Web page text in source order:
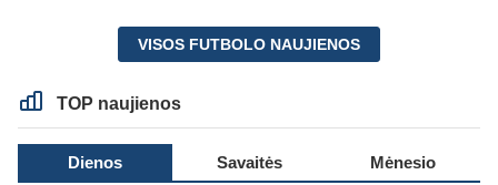
VISOS FUTBOLO NAUJIENOS
TOP naujienos
Dienos Savaitės Mėnesio